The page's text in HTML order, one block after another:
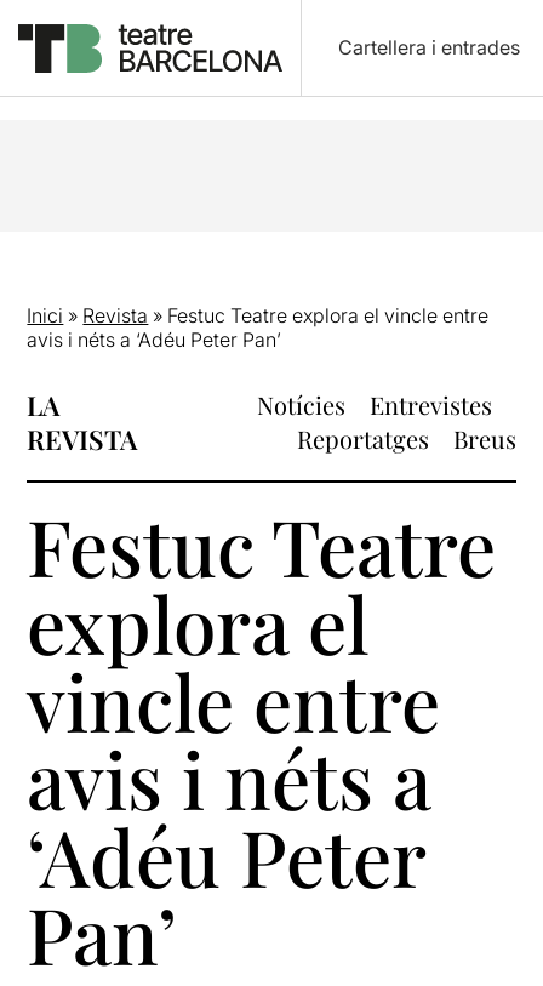
Cartellera i entrades
Inici » Revista » Festuc Teatre explora el vincle entre
avis i néts a ‘Adéu Peter Pan’
LA
REVISTA
Notícies
Entrevistes
Reportatges
Breus
Festuc Teatre
explora el
vincle entre
avis i néts a
‘Adéu Peter
Pan’